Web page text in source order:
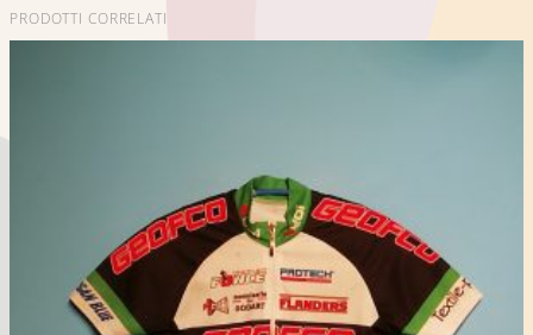
PRODOTTI CORRELATI